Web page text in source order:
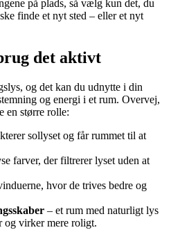
på plads, så vælg kun det, du
finde et nyt sted – eller et nyt
det aktivt
og det kan du udnytte i din
og energi i et rum. Overvej,
en større rolle:
sollyset og får rummet til at
farver, der filtrerer lyset uden at
hvor de trives bedre og
– et rum med naturligt lys
virker mere roligt.